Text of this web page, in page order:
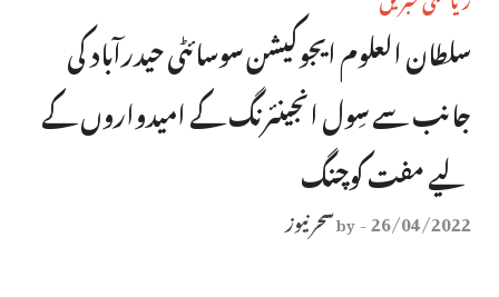
سلطان العلوم ایجوکیشن سوسائٹی حیدرآباد کی
جانب سے سِول انجینئرنگ کے امیدواروں کے
لیے مفت کوچنگ
26/04/2022
-
byسحر نیوز